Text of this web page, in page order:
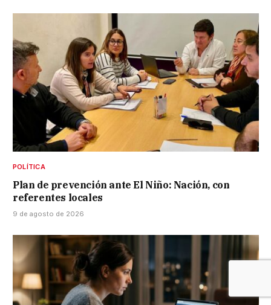
POLÍTICA
Plan de prevención ante El Niño: Nación, con
referentes locales
9 de agosto de 2026